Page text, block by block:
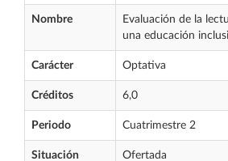
Nombre
Evaluación de la
una educación
Carácter Optativa
Créditos 6,0
Periodo Cuatrimestre 2
Situación Ofertada